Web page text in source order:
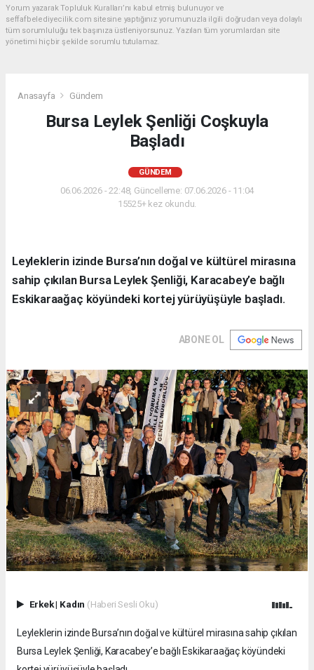
Yorum yazarak Topluluk Kuralları’nı kabul etmiş bulunuyor ve
seffafbelediyecilik.com sitesine yaptığınız yorumunuzla ilgili doğrudan veya dolaylı
tüm sorumluluğu tek başınıza üstleniyorsunuz. Yazılan tüm yorumlardan site
yönetimi hiçbir şekilde sorumlu tutulamaz.
Anasayfa Gündem
Bursa Leylek Şenliği Coşkuyla
Başladı
GÜNDEM
06.06.2026 - 22:48, Güncelleme: 07.06.2026 - 11:04
15525+ kez okundu.
Leyleklerin izinde Bursa’nın doğal ve kültürel mirasına
sahip çıkılan Bursa Leylek Şenliği, Karacabey’e bağlı
Eskikaraağaç köyündeki kortej yürüyüşüyle başladı.
ABONE OL
Erkek| Kadın (Haberi Sesli Oku)
Leyleklerin izinde Bursa’nın doğal ve kültürel mirasına sahip çıkılan
Bursa Leylek Şenliği, Karacabey’e bağlı Eskikaraağaç köyündeki